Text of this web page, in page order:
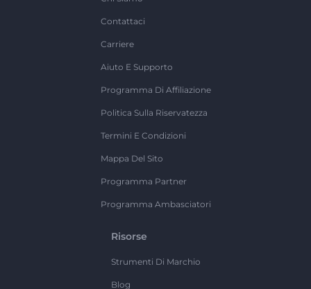
Contattaci
Carriere
Aiuto E Supporto
Programma Di Affiliazione
Politica Sulla Riservatezza
Termini E Condizioni
Mappa Del Sito
Programma Partner
Programma Ambasciatori
Risorse
Strumenti Di Marchio
Blog